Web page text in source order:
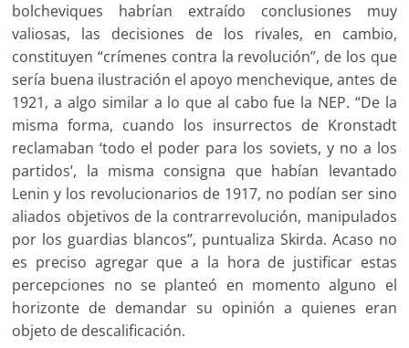
bolcheviques habrían extraído conclusiones muy
valiosas, las decisiones de los rivales, en cambio,
constituyen “crímenes contra la revolución”, de los que
sería buena ilustración el apoyo menchevique, antes de
1921, a algo similar a lo que al cabo fue la NEP. “De la
misma forma, cuando los insurrectos de Kronstadt
reclamaban ‘todo el poder para los soviets, y no a los
partidos’, la misma consigna que habían levantado
Lenin y los revolucionarios de 1917, no podían ser sino
aliados objetivos de la contrarrevolución, manipulados
por los guardias blancos”, puntualiza Skirda. Acaso no
es preciso agregar que a la hora de justificar estas
percepciones no se planteó en momento alguno el
horizonte de demandar su opinión a quienes eran
objeto de descalificación.